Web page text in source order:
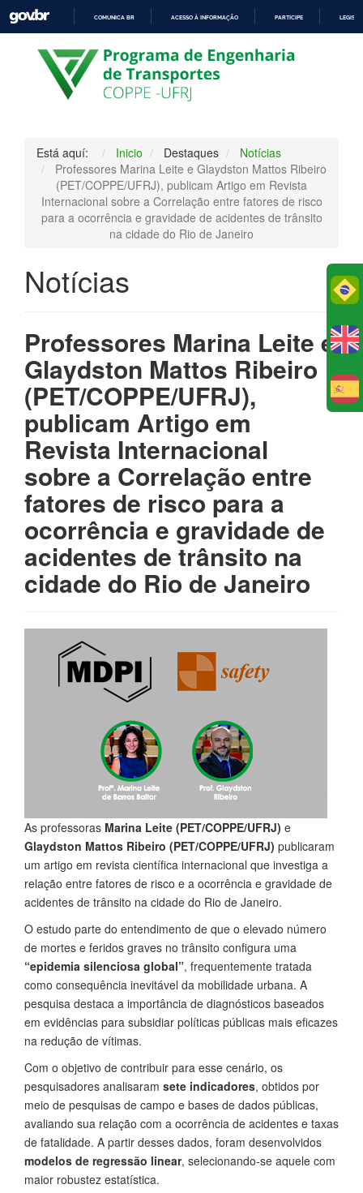
PARA
O
CONTEÚDO
COMUNICA BR ACESSO À INFORMAÇÃO PARTICIPE
Está aquí: Inicio Destaques
Notícias
Professores Marina Leite e Glaydston Mattos Ribeiro
(PET/COPPE/UFRJ), publicam Artigo em Revista
Internacional sobre a Correlação entre fatores de risco
para a ocorrência e gravidade de acidentes de trânsito
na cidade do Rio de Janeiro
Notícias
Professores Marina Leite e
Glaydston Mattos Ribeiro
(PET/COPPE/UFRJ),
publicam Artigo em
Revista Internacional
sobre a Correlação entre
fatores de risco para a
ocorrência e gravidade de
acidentes de trânsito na
cidade do Rio de Janeiro
As professoras Marina Leite (PET/COPPE/UFRJ) e
Glaydston Mattos Ribeiro (PET/COPPE/UFRJ) publicaram
um artigo em revista científica internacional que investiga a
relação entre fatores de risco e a ocorrência e gravidade de
acidentes de trânsito na cidade do Rio de Janeiro.
O estudo parte do entendimento de que o elevado número
de mortes e feridos graves no trânsito configura uma
“epidemia silenciosa global”, frequentemente tratada
como consequência inevitável da mobilidade urbana. A
pesquisa destaca a importância de diagnósticos baseados
em evidências para subsidiar políticas públicas mais eficazes
na redução de vítimas.
Com o objetivo de contribuir para esse cenário, os
pesquisadores analisaram sete indicadores, obtidos por
meio de pesquisas de campo e bases de dados públicas,
avaliando sua relação com a ocorrência de acidentes e taxas
de fatalidade. A partir desses dados, foram desenvolvidos
modelos de regressão linear, selecionando-se aquele com
maior robustez estatística.